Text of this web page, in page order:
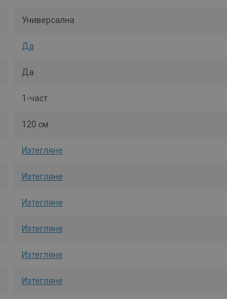
Универсална
Да
Да
1-част
120 см
Изтегляне
Изтегляне
Изтегляне
Изтегляне
Изтегляне
Изтегляне